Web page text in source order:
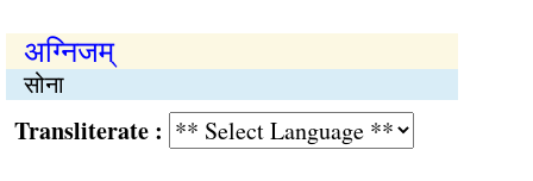
अग्निजम्
सोना
: